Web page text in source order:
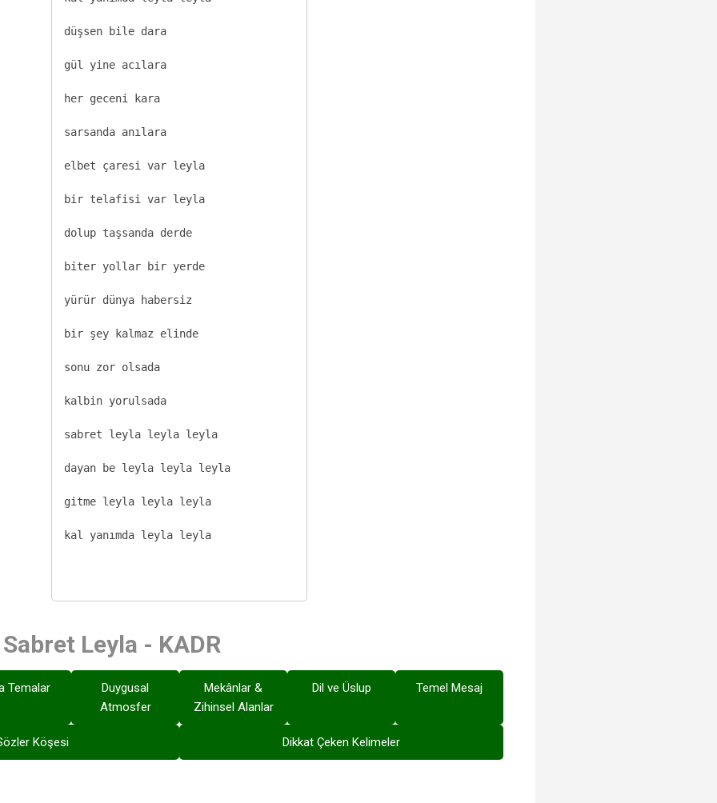
düşsen bile dara
gül yine acılara
her geceni kara
sarsanda anılara
elbet çaresi var leyla
bir telafisi var leyla
dolup taşsanda derde
biter yollar bir yerde
yürür dünya habersiz
bir şey kalmaz elinde
sonu zor olsada
kalbin yorulsada
sabret leyla leyla leyla
dayan be leyla leyla leyla
gitme leyla leyla leyla
kal yanımda leyla leyla
Leyla - KADR
Temalar
Duygusal
Atmosfer
Mekânlar &
Zihinsel Alanlar
Dil ve Üslup Temel Mesaj
Köşesi Dikkat Çeken Kelimeler
♫